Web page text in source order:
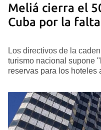
Meliá cierra el
Cuba por la
Los directivos de la
turismo nacional supone
reservas para los hoteles